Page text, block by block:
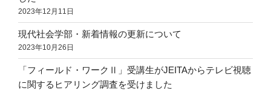
2023年12月11日
現代社会学部・新着情報の更新について
2023年10月26日
「フィールド・ワークⅡ」受講生がJEITAからテレビ視聴
に関するヒアリング調査を受けました